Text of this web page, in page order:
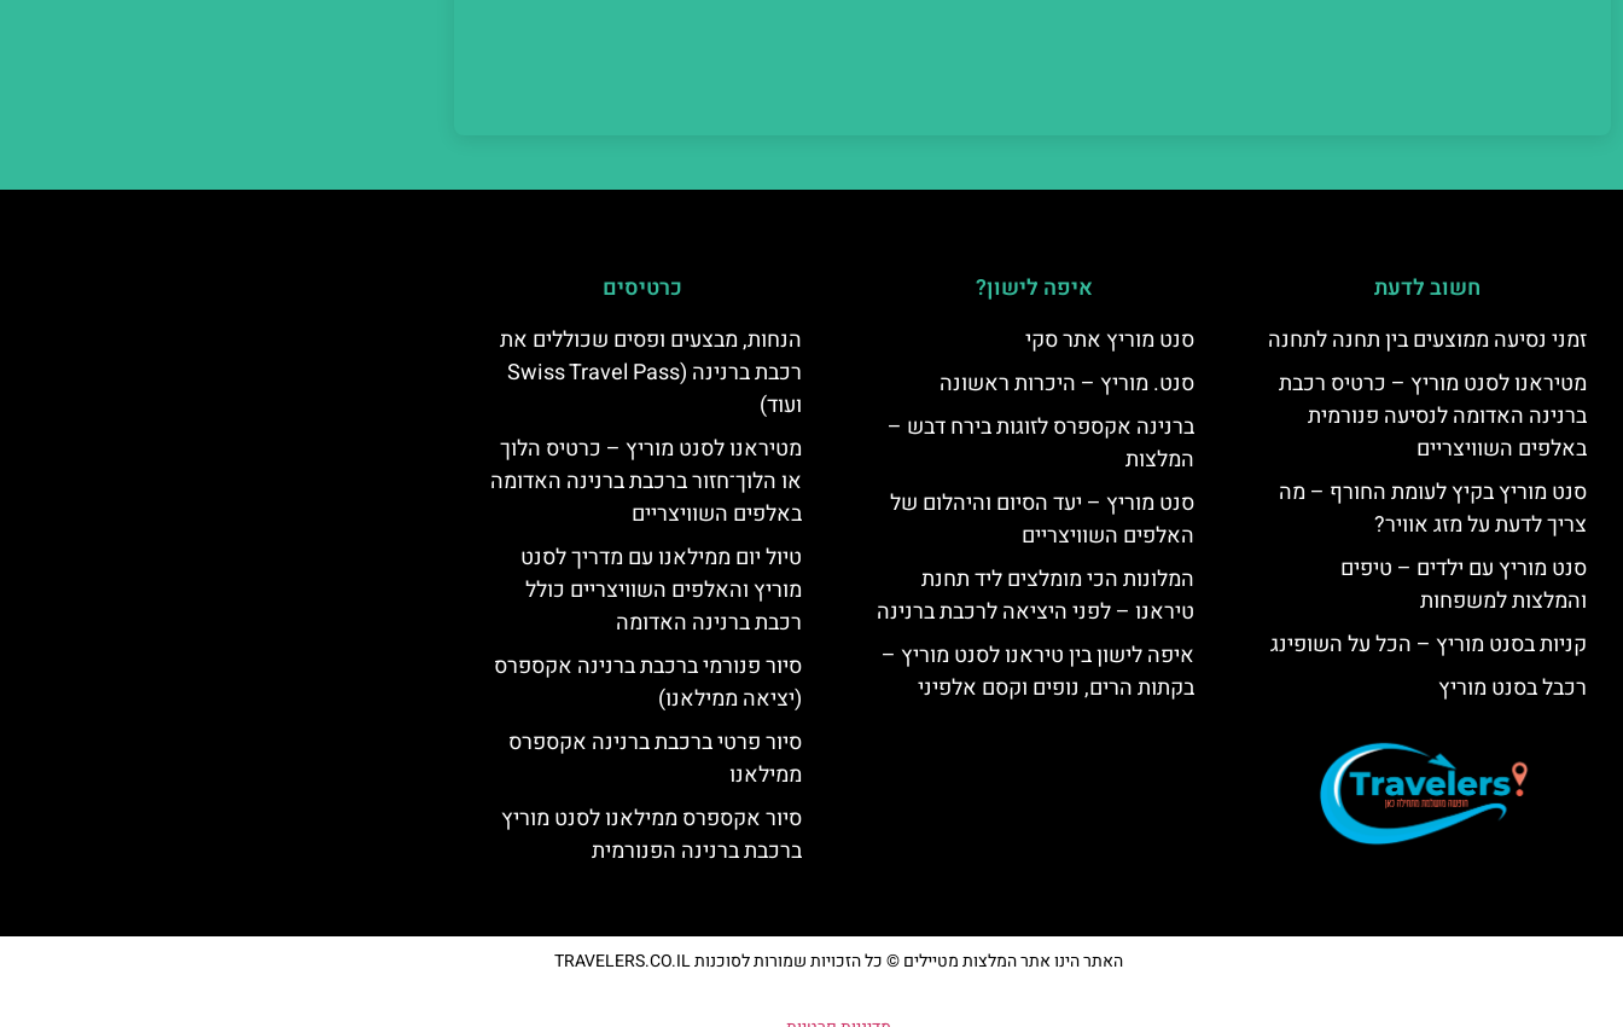
חשוב לדעת
זמני נסיעה ממוצעים בין תחנה לתחנה
מטיראנו לסנט מוריץ – כרטיס רכבת
ברנינה האדומה לנסיעה פנורמית
באלפים השוויצריים
סנט מוריץ בקיץ לעומת החורף – מה
צריך לדעת על מזג אוויר?
סנט מוריץ עם ילדים – טיפים
והמלצות למשפחות
קניות בסנט מוריץ – הכל על השופינג
רכבל בסנט מוריץ
איפה לישון?
סנט מוריץ אתר סקי
סנט. מוריץ – היכרות ראשונה
ברנינה אקספרס לזוגות בירח דבש –
המלצות
סנט מוריץ – יעד הסיום והיהלום של
האלפים השוויצריים
המלונות הכי מומלצים ליד תחנת
טיראנו – לפני היציאה לרכבת ברנינה
איפה לישון בין טיראנו לסנט מוריץ –
בקתות הרים, נופים וקסם אלפיני
כרטיסים
הנחות, מבצעים ופסים שכוללים את
רכבת ברנינה (Swiss Travel Pass
ועוד)
מטיראנו לסנט מוריץ – כרטיס הלוך
או הלוך־חזור ברכבת ברנינה האדומה
באלפים השוויצריים
טיול יום ממילאנו עם מדריך לסנט
מוריץ והאלפים השוויצריים כולל
רכבת ברנינה האדומה
סיור פנורמי ברכבת ברנינה אקספרס
(יציאה ממילאנו)
סיור פרטי ברכבת ברנינה אקספרס
ממילאנו
סיור אקספרס ממילאנו לסנט מוריץ
ברכבת ברנינה הפנורמית
האתר הינו אתר המלצות מטיילים © כל הזכויות שמורות לסוכנות TRAVELERS.CO.IL